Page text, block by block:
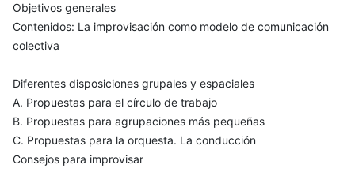
Objetivos generales
Contenidos: La improvisación como modelo de comunicación
colectiva
Diferentes disposiciones grupales y espaciales
A. Propuestas para el círculo de trabajo
B. Propuestas para agrupaciones más pequeñas
C. Propuestas para la orquesta. La conducción
Consejos para improvisar